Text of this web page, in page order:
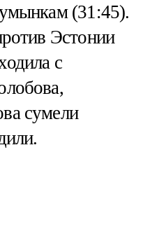
(31:45).
Эстонии
с
сумели